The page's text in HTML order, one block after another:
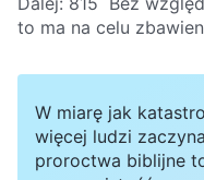
to ma na celu
W miarę jak
więcej ludzi
proroctwa biblijne